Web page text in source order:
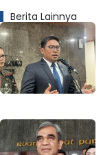
Berita Lainnya